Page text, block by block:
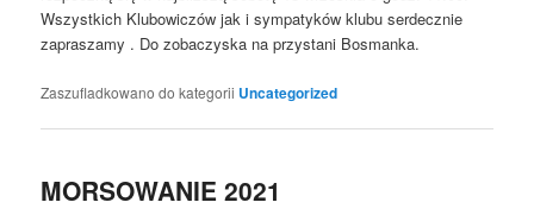
Wszystkich Klubowiczów jak i sympatyków klubu serdecznie
zapraszamy . Do zobaczyska na przystani Bosmanka.
Zaszufladkowano do kategorii Uncategorized
MORSOWANIE 2021